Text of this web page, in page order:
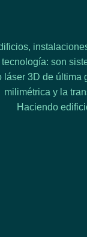
son
láser 3D de última
milimétrica y la
Haciendo